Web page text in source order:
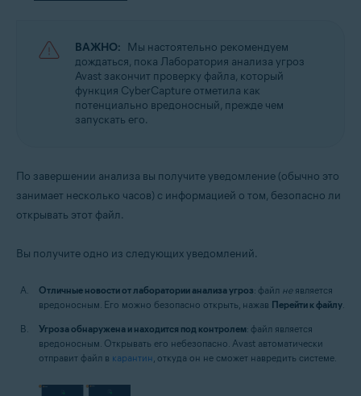
ВАЖНО: Мы настоятельно рекомендуем
дождаться, пока Лаборатория анализа угроз
Avast закончит проверку файла, который
функция CyberCapture отметила как
потенциально вредоносный, прежде чем
запускать его.
По завершении анализа вы получите уведомление (обычно это
занимает несколько часов) с информацией о том, безопасно ли
открывать этот файл.
Вы получите одно из следующих уведомлений.
Отличные новости от лаборатории анализа угроз: файл неявляется
вредоносным. Его можно безопасно открыть, нажав Перейти к файлу
Угроза обнаружена и находится под контролем: файл является
вредоносным. Открывать его небезопасно. Avast автоматически
отправит файл в карантин , откуда он не сможет навредить системе.